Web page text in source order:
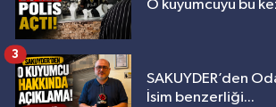
O kuyumcuyu bu
SAKUYDER’den
İsim benzerliği...
3